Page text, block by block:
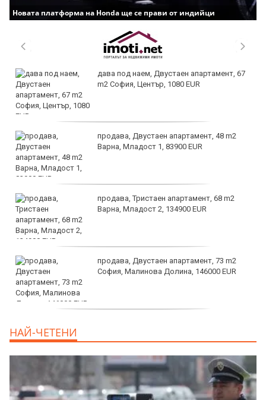
Новата платформа на Honda ще се прави от индийци
дава под наем, Двустаен апартамент, 67
m2 София, Център, 1080 EUR
продава, Двустаен апартамент, 48 m2
Варна, Младост 1, 83900 EUR
продава, Тристаен апартамент, 68 m2
Варна, Младост 2, 134900 EUR
продава, Двустаен апартамент, 73 m2
София, Малинова Долина, 146000 EUR
НАЙ-ЧЕТЕНИ